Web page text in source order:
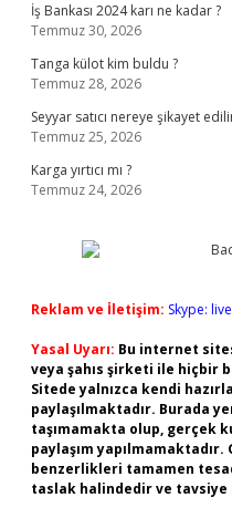
İş Bankası 2024 karı ne kadar ?
Temmuz 30, 2026
Tanga külot kim buldu ?
Temmuz 28, 2026
Seyyar satıcı nereye şikayet
Temmuz 25, 2026
Karga yırtıcı mı ?
Temmuz 24, 2026
Reklam ve İletişim: Skype:
Yasal Uyarı: Bu internet
veya şahıs şirketi ile hiçbir
Sitede yalnızca kendi
paylaşılmaktadır. Burada
taşımamakta olup, gerçek
paylaşım
benzerlikleri tamamen
taslak halindedir ve tavsiye